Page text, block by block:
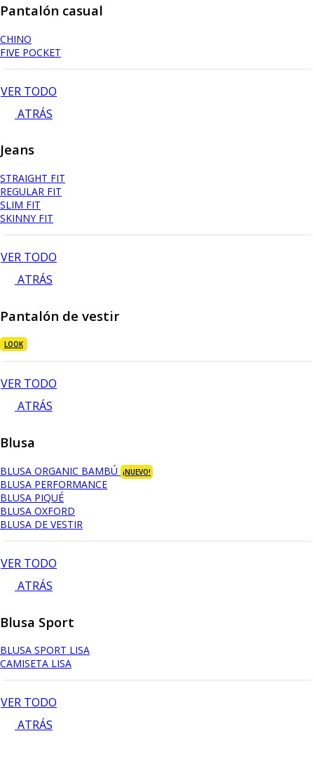
Pantalón casual
CHINO
FIVE POCKET
VER TODO
ATRÁS
Jeans
STRAIGHT FIT
REGULAR FIT
SLIM FIT
SKINNY FIT
VER TODO
ATRÁS
Pantalón de vestir
LOOK
VER TODO
ATRÁS
Blusa
BLUSA ORGANIC BAMBÚ ¡NUEVO!
BLUSA PERFORMANCE
BLUSA PIQUÉ
BLUSA OXFORD
BLUSA DE VESTIR
VER TODO
ATRÁS
Blusa Sport
BLUSA SPORT LISA
CAMISETA LISA
VER TODO
ATRÁS